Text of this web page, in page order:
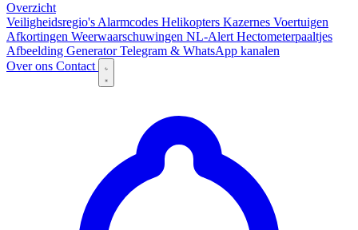
Overzicht
Veiligheidsregio's Alarmcodes Helikopters Kazernes Voertuigen
Afkortingen Weerwaarschuwingen NL-Alert Hectometerpaaltjes
Afbeelding GeneratorTelegram & WhatsApp kanalen
Over ons Contact